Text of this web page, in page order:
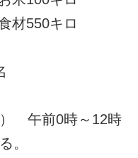
550キロ
午前0時～12時
。